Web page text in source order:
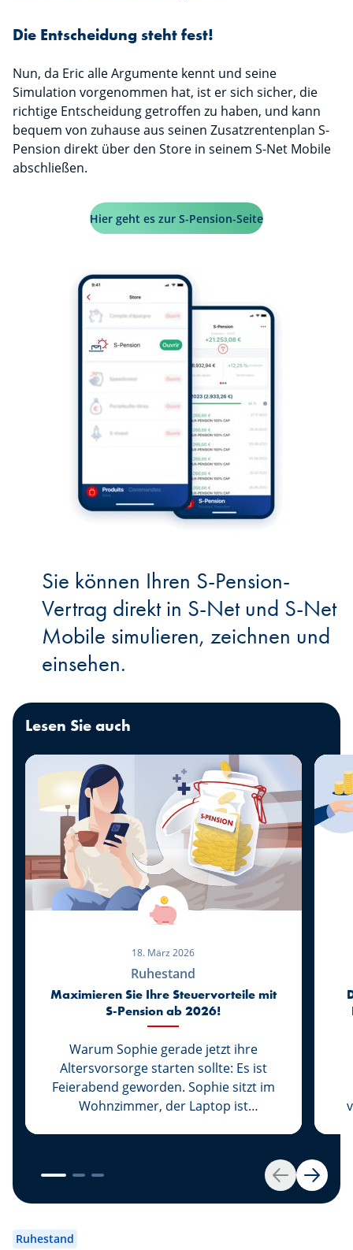
Die Entscheidung steht fest!
Nun, da Eric alle Argumente kennt und seine
Simulation vorgenommen hat, ist er sich sicher, die
richtige Entscheidung getroffen zu haben, und kann
bequem von zuhause aus seinen Zusatzrentenplan S-
Pension direkt über den Store in seinem S-Net Mobile
abschließen.
Hier geht es zur S-Pension-Seite
Sie können Ihren S-Pension-
Vertrag direkt in S-Net und S-Net
Mobile simulieren, zeichnen und
einsehen.
Lesen Sie auch
ZurückWeiter
18. März 2026
Ruhestand
Maximieren Sie Ihre Steuervorteile mit
S-Pension ab 2026!
Warum Sophie gerade jetzt ihre
Altersvorsorge starten sollte: Es ist
Feierabend geworden. Sophie sitzt im
Wohnzimmer, der Laptop ist
Basketballtraining. Zum ersten Mal seit
Langem kann sich Sophie eine Auszeit
und scrollt durch die Nachrichten.
Ruhestand